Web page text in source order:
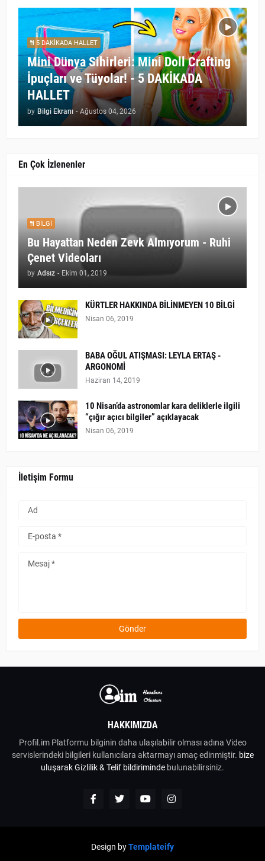
5 DAKİKADA HALLET
Mini Dünya Sihirleri: Mini Doll Crafting
İpuçları ve Tüyolar! - 5 DAKİKADA
HALLET
by Bilgi Ekranı - Ağustos 04, 2026
En Çok İzlenenler
BILGI
Bu Hayattan Neden Zevk Almıyorum - Ruhi
Çenet Videoları
by Adsız - Ekim 01, 2019
KÜRTLER HAKKINDA BİLİNMEYEN 10 BİLGİ
Nisan 06, 2019
BABA OĞUL ATIŞMASI: LEYLA ERTAŞ -
ARGONOMİ
Haziran 14, 2019
10 Nisan’da astronomlar kara deliklerle ilgili
“çığır açıcı bilgiler” açıklayacak
Nisan 06, 2019
İletişim Formu
HAKKIMIZDA
Profil.im Platformu bilginin daha ulaşılabilir olması adına Video
servislerindeki bilgileri kullanıcılara aktarmayı amaç edinmiştir. bize
uluşarakGizlilik & Telif bildiriminde bulunabilirsiniz.
Design byTemplateify